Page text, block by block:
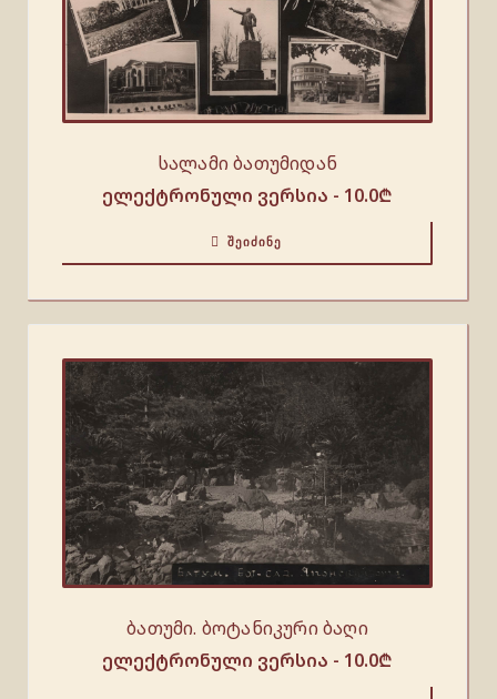
სალამი ბათუმიდან
ელექტრონული ვერსია - 10.0₾
ᲨᲔᲘᲫᲘᲜᲔ
ბათუმი. ბოტანიკური ბაღი
ელექტრონული ვერსია - 10.0₾